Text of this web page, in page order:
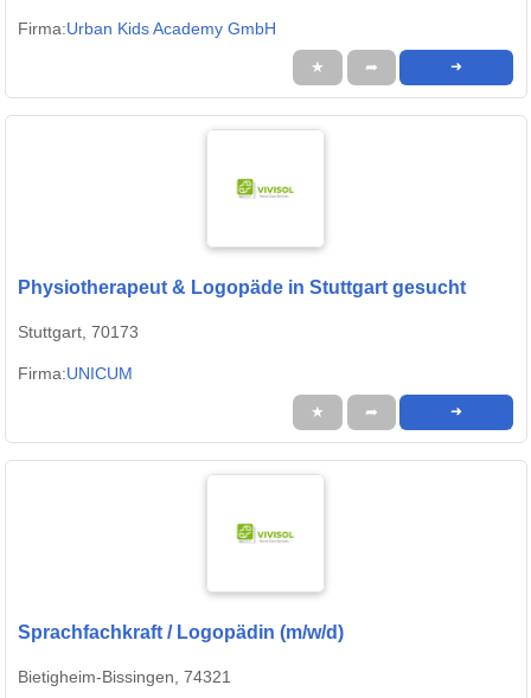
Firma:Urban Kids Academy GmbH
★ ➦ ➜
Physiotherapeut & Logopäde in Stuttgart gesucht
Stuttgart, 70173
Firma:UNICUM
★ ➦ ➜
Sprachfachkraft / Logopädin (m/w/d)
Bietigheim-Bissingen, 74321